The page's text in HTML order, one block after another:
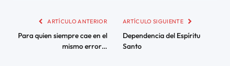
ARTÍCULO ANTERIOR
Para quien siempre cae en el
mismo error…
ARTÍCULO SIGUIENTE
Dependencia del Espíritu
Santo